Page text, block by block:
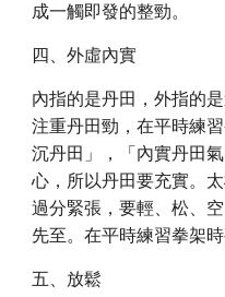
成一觸即發的整勁。
四、外虛內實
內指的是丹田，外指的
注重丹田勁，在平時練
沉丹田」，「內實丹田
心，所以丹田要充實。
過分緊張，要輕、松、
先至。在平時練習拳架
五、放鬆